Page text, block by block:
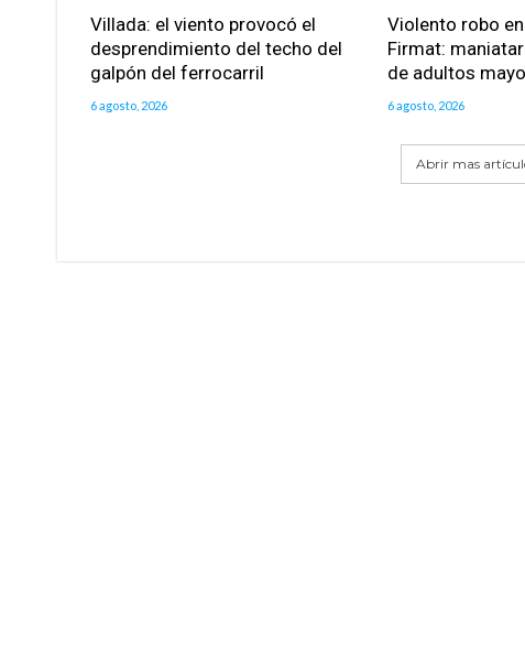
Villada: el viento provocó el
desprendimiento del techo del
galpón del ferrocarril
6 agosto, 2026
Violento robo
Firmat:
de adultos
6 agosto, 2026
Abrir mas